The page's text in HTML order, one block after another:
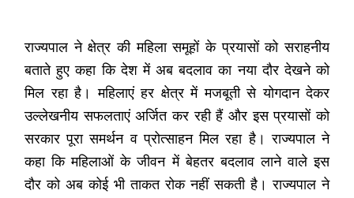
राज्यपाल ने क्षेत्र की महिला समूहों के प्रयासों को सराहनीय
बताते हुए कहा कि देश में अब बदलाव का नया दौर देखने को
मिल रहा है। महिलाएं हर क्षेत्र में मजबूती से योगदान देकर
उल्लेखनीय सफलताएं अर्जित कर रही हैं और इस प्रयासों को
सरकार पूरा समर्थन व प्रोत्साहन मिल रहा है। राज्यपाल ने
कहा कि महिलाओं के जीवन में बेहतर बदलाव लाने वाले इस
दौर को अब कोई भी ताकत रोक नहीं सकती है। राज्यपाल ने